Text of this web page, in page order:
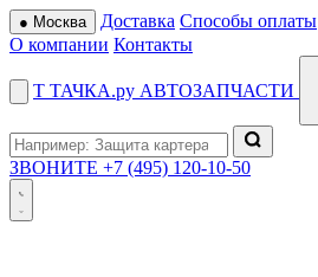
● Москва Доставка Способы оплаты
О компании Контакты
Т ТАЧКА.ру АВТОЗАПЧАСТИ
ЗВОНИТЕ +7 (495) 120-10-50